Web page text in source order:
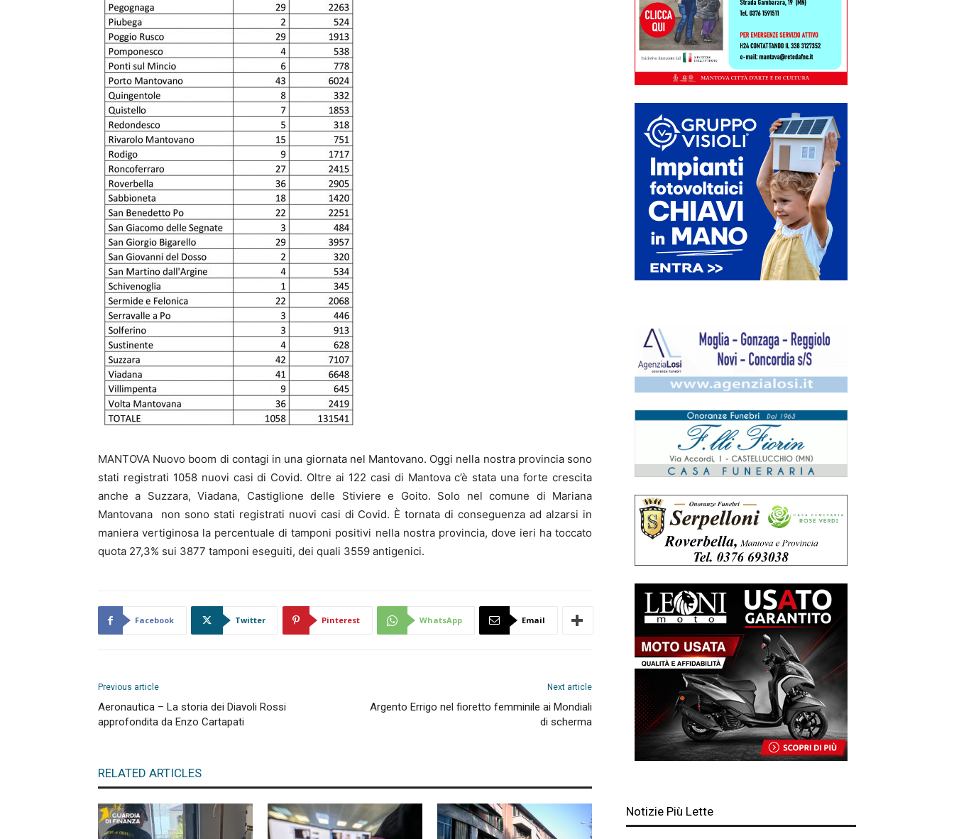
MANTOVA Nuovo boom di contagi in una giornata nel Mantovano. Oggi nella nostra provincia sono
stati registrati 1058 nuovi casi di Covid. Oltre ai 122 casi di Mantova c’è stata una forte crescita
anche a Suzzara, Viadana, Castiglione delle Stiviere e Goito. Solo nel comune di Mariana
Mantovana non sono stati registrati nuovi casi di Covid. È tornata di conseguenza ad alzarsi in
maniera vertiginosa la percentuale di tamponi positivi nella nostra provincia, dove ieri ha toccato
quota 27,3% sui 3877 tamponi eseguiti, dei quali 3559 antigenici.
Facebook Twitter Pinterest WhatsApp Email
Previous article
Aeronautica – La storia dei Diavoli Rossi
approfondita da Enzo Cartapati
Next article
Argento Errigo nel fioretto femminile ai Mondiali
di scherma
RELATED ARTICLES
Notizie Più Lette